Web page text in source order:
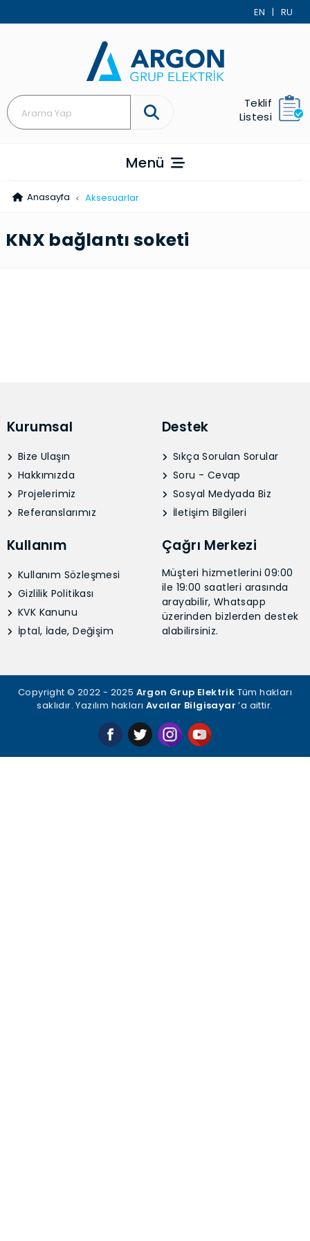
EN | RU
Teklif
Listesi
Menü
Anasayfa Akse­suarlar
KNX bağlantı soketi
Kurumsal
Bize Ulaşın
Hakkımızda
Projelerimiz
Referanslarımız
Destek
Sıkça Sorulan Sorular
Soru - Cevap
Sosyal Medyada Biz
İletişim Bilgileri
Kullanım
Kullanım Sözleşmesi
Gizlilik Politikası
KVK Kanunu
İptal, İade, Değişim
Çağrı Merkezi
Müşteri hizmetlerini 09:00
ile 19:00 saatleri arasında
arayabilir, Whatsapp
üzerinden bizlerden destek
alabilirsiniz.
Copyright © 2022 - 2025 Argon Grup Elektrik Tüm hakları
saklıdır. Yazılım hakları Avcılar Bilgisayar ’a aittir.